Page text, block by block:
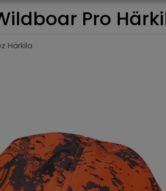
Pro
Härkila